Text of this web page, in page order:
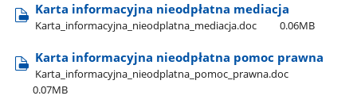
Karta informacyjna nieodpłatna mediacja
Karta​_informacyjna​_nieodplatna​_mediacja.doc 0.06MB
Karta informacyjna nieodpłatna pomoc prawna
Karta​_informacyjna​_nieodplatna​_pomoc​_prawna.doc
0.07MB